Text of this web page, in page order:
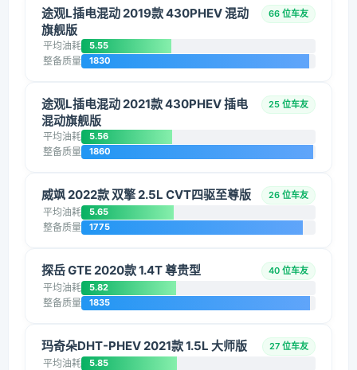
途观L插电混动 2019款 430PHEV 混动
旗舰版
66 位车友
平均油耗 5.55
整备质量 1830
途观L插电混动 2021款 430PHEV 插电
混动旗舰版
25 位车友
平均油耗 5.56
整备质量 1860
威飒 2022款 双擎 2.5L CVT四驱至尊版 26 位车友
平均油耗 5.65
整备质量 1775
探岳 GTE 2020款 1.4T 尊贵型 40 位车友
平均油耗 5.82
整备质量 1835
玛奇朵DHT-PHEV 2021款 1.5L 大师版 27 位车友
平均油耗 5.85